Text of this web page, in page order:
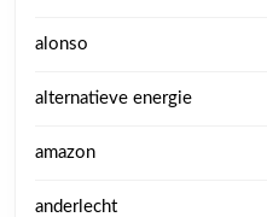
alonso
alternatieve energie
amazon
anderlecht